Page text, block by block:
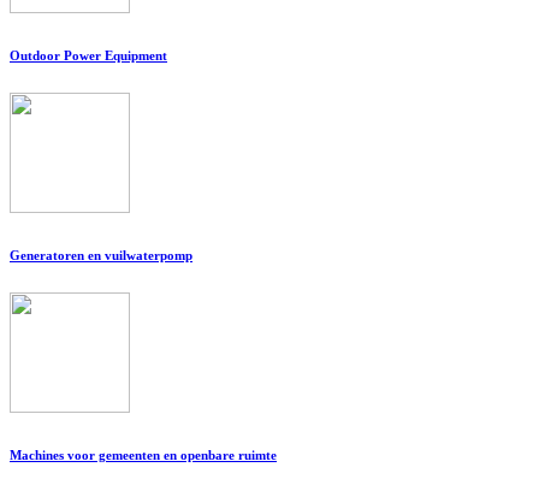
Outdoor Power Equipment
Generatoren en vuilwaterpomp
Machines voor gemeenten en openbare ruimte